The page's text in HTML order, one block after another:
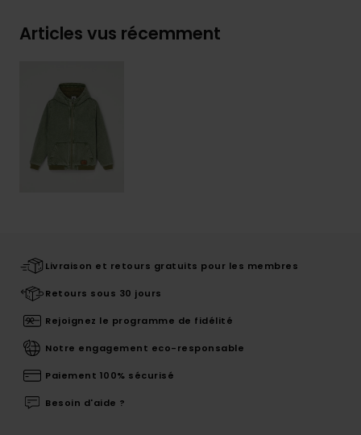
Articles vus récemment
Livraison et retours gratuits pour les membres
Retours sous 30 jours
Rejoignez le programme de fidélité
Notre engagement eco-responsable
Paiement 100% sécurisé
Besoin d'aide ?